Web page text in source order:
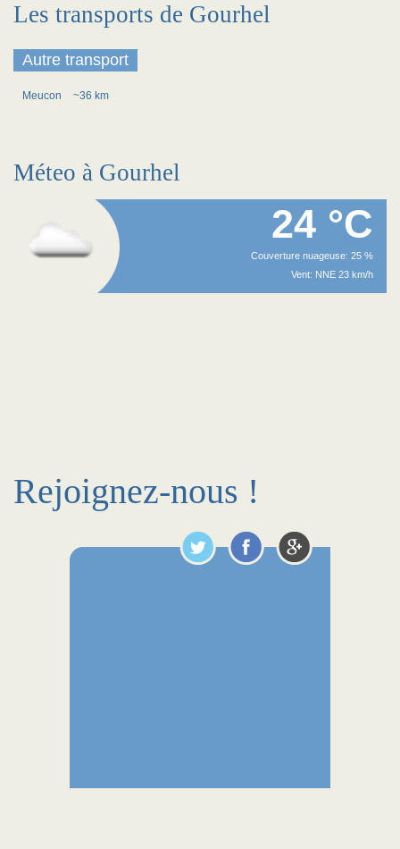
Les transports de Gourhel
Autre transport
Meucon ~36 km
Méteo à Gourhel
24 °C
Couverture nuageuse: 25 %
Vent: NNE 23 km/h
Rejoignez-nous !